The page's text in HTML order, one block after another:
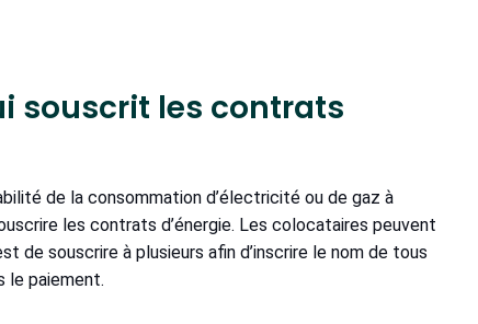
souscrit les contrats
de la consommation d’électricité ou de gaz à
les contrats d’énergie. Les colocataires peuvent
de souscrire à plusieurs afin d’inscrire le nom de tous
le paiement.